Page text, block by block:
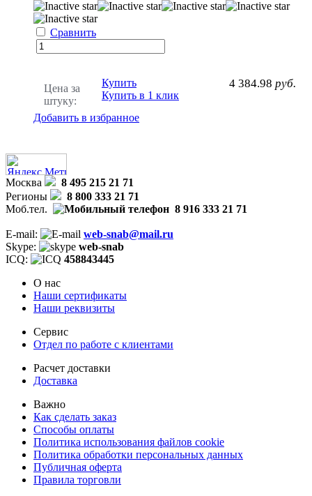
Сравнить
Цена за
штуку:
4 384.98 руб.
Купить
Купить в 1 клик
Добавить в избранное
Москва
8 495 215 21 71
Регионы
8 800 333 21 71
Моб.тел.
8 916 333 21 71
E-mail:
web-snab@mail.ru
Skype:
web-snab
ICQ:
458843445
О нас
Наши сертификаты
Наши реквизиты
Сервис
Отдел по работе с клиентами
Расчет доставки
Доставка
Важно
Как сделать заказ
Способы оплаты
Политика использования файлов cookie
Политика обработки персональных данных
Публичная оферта
Правила торговли